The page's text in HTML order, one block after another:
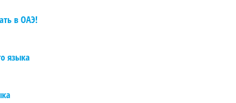
в ОАЭ!
языка